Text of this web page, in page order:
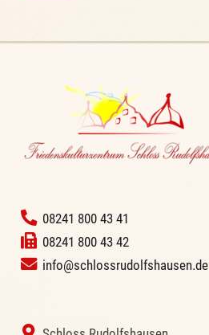
08241 800 43 41
08241 800 43 42
info@schlossrudolfshausen.de